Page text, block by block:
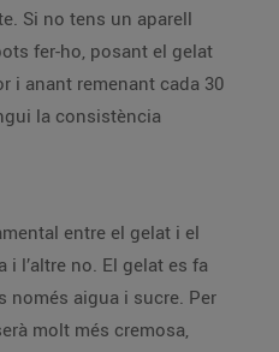
Si no tens un aparell
fer-ho, posant el gelat
i anant remenant cada 30
la consistència
entre el gelat i el
l’altre no. El gelat es fa
només aigua i sucre. Per
molt més cremosa,